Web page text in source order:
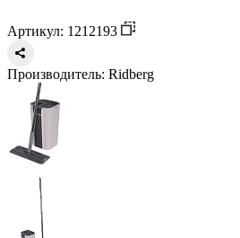
Артикул: 1212193
Производитель: Ridberg